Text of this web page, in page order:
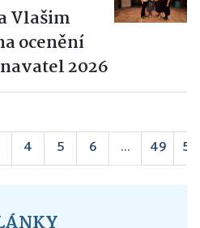
Vlašim
ocenění
2026
4 5 6 ... 49 50